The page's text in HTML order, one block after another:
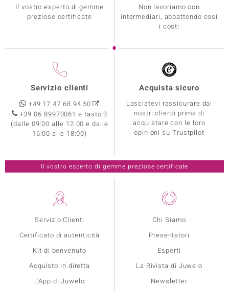
Servizio Clienti
Certificato di autenticità
Kit di benvenuto
Acquisto in diretta
L'App di Juwelo
Chi Siamo
Presentatori
Esperti
La Rivista di Juwelo
Newsletter
Il vostro esperto di gemme
preziose certificate
Non lavoriamo con
intermediari, abbattendo così
i costi
Servizio clienti
+49 17 47 68 94 50
+39 06 89970061 e tasto 3
(dalle 09:00 alle 12:00 e dalle
16:00 alle 18:00)
Acquista sicuro
Lasciatevi rassicurare dai
nostri clienti prima di
acquistare con le loro
opinioni su Trustpilot
Il vostro esperto di gemme preziose certificate